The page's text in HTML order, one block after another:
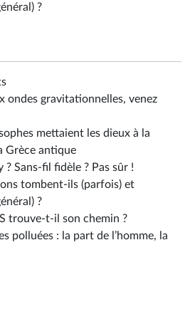
?
ondes gravitationnelles, venez
mettaient les dieux à la
Grèce antique
Sans-fil fidèle ? Pas sûr !
tombent-ils (parfois) et
?
trouve-t-il son chemin ?
polluées : la part de l’homme, la